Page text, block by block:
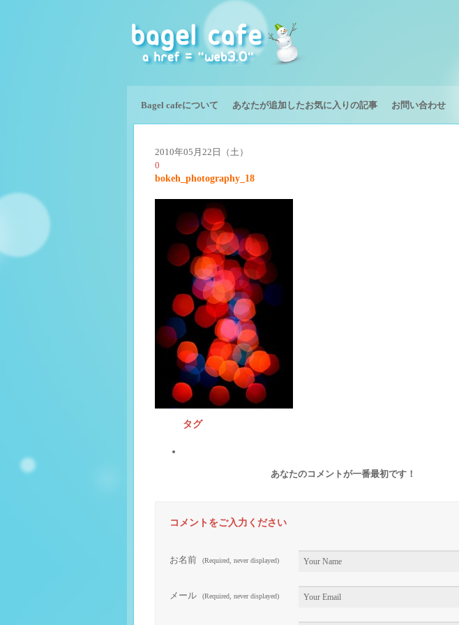
Bagel cafeについて あなたが追加したお気に入りの記事 お問い合わせ
2010年05月22日（土）
0
bokeh_photography_18
タグ
あなたのコメントが一番最初です！
コメントをご入力ください
お名前 (Required, never displayed)
メール (Required, never displayed)